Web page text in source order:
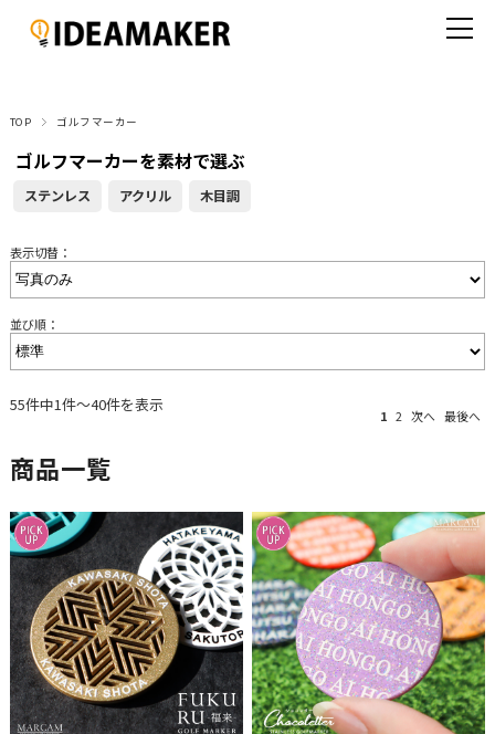
TOP ゴルフマーカー
ゴルフマーカーを素材で選ぶ
ステンレス アクリル 木目調
表示切替：
並び順：
55件中1件～40件を表示
1 2 次へ 最後へ
商品一覧